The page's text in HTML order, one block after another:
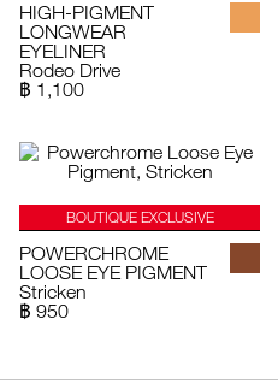
HIGH-PIGMENT
LONGWEAR
EYELINER
Rodeo Drive
฿ 1,100
BOUTIQUE EXCLUSIVE
POWERCHROME
LOOSE EYE PIGMENT
Stricken
฿ 950